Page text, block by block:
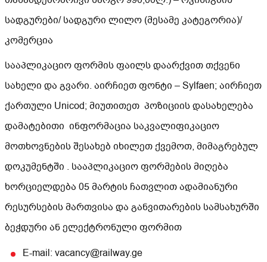
სადგურები/ სადგური ლილო (მესამე კატეგორია)/
კომერცია
სააპლიკაციო ფორმის ფაილს დაარქვით თქვენი
სახელი და გვარი. აირჩიეთ ფონტი – Sylfaen; აირჩიეთ
ქართული Unicod; მიუთითეთ პოზიციის დასახელება
დამატებითი ინფორმაცია საკვალიფიკაციო
მოთხოვნების შესახებ იხილეთ ქვემოთ, მიმაგრებულ
დოკუმენტში . სააპლიკაციო ფორმების მიღება
ხორციელდება 05 მარტის ჩათვლით ადამიანური
რესურსების მართვისა და განვითარების სამსახურში
ბეჭდური ან ელექტრონული ფორმით
E-mail: vacancy@railway.ge